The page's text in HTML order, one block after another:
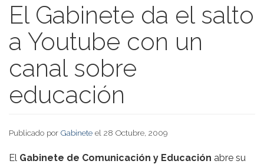
El Gabinete da el salto
a Youtube con un
canal sobre
educación
Publicado por Gabinete el 28 Octubre, 2009
El Gabinete de Comunicación y Educación abre su